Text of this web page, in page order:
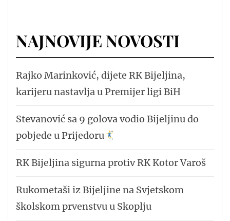
NAJNOVIJE NOVOSTI
Rajko Marinković, dijete RK Bijeljina,
karijeru nastavlja u Premijer ligi BiH
Stevanović sa 9 golova vodio Bijeljinu do
pobjede u Prijedoru
RK Bijeljina sigurna protiv RK Kotor Varoš
Rukometaši iz Bijeljine na Svjetskom
školskom prvenstvu u Skoplju